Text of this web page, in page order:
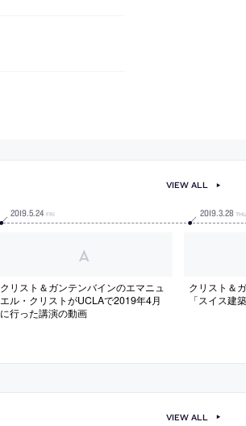
2019.5.24 FRI
クリスト＆ガンテンバインのエマニュ
エル・クリストがUCLAで2019年4月
に行った講演の動画
2019.3.28
クリスト＆
「スイス建
VIEW ALL
VIEW ALL